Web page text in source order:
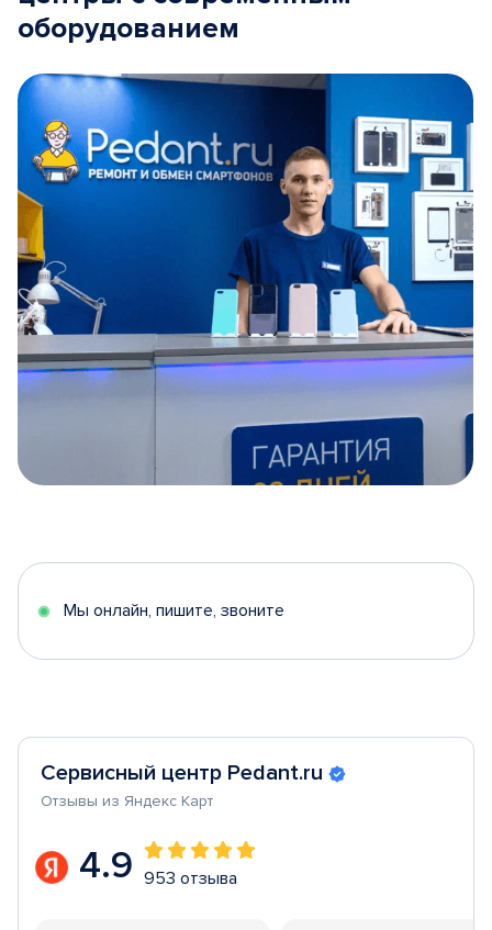
оборудованием
5
Мы онлайн, пишите, звоните
Сервисный центр Pedant.ru
Отзывы из Яндекс Карт
4.9 953 отзыва